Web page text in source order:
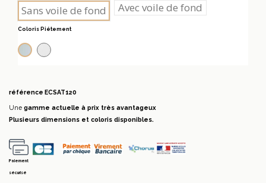
Sans voile de fond Avec voile de fond
Coloris Piétement
Alu Blanc
référence ECSAT120
Une gamme actuelle à prix très avantageux
Plusieurs dimensions et coloris disponibles.
Paiement
sécurisé